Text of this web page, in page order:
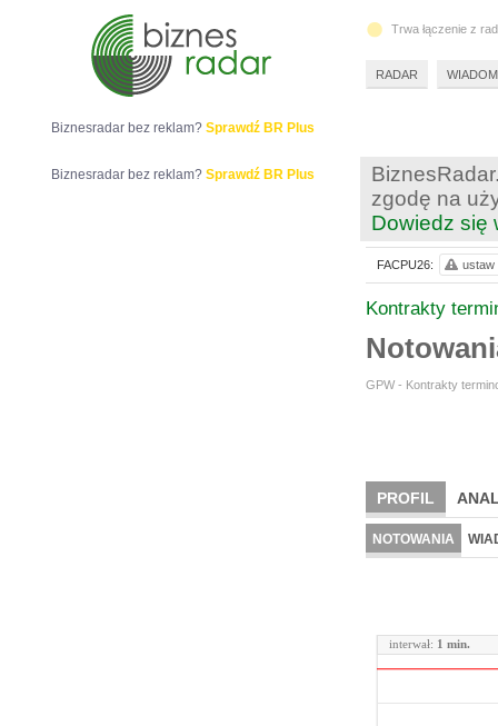
zgodę na
Dowiedz się
Kontrakty
GPW - Kontrakty
PROFIL
NOTOWANIA
interwał: 1 min.
FACPU26: ustaw
Biznesradar bez reklam? Sprawdź BR Plus
Biznesradar bez reklam? Sprawdź BR Plus
Trwa łączenie z
RADAR